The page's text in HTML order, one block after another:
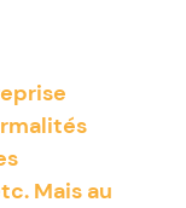
Mais au